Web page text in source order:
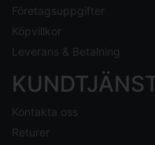
Företagsuppgifter
Köpvillkor
Leverans & Betalning
Kontakta oss
Returer